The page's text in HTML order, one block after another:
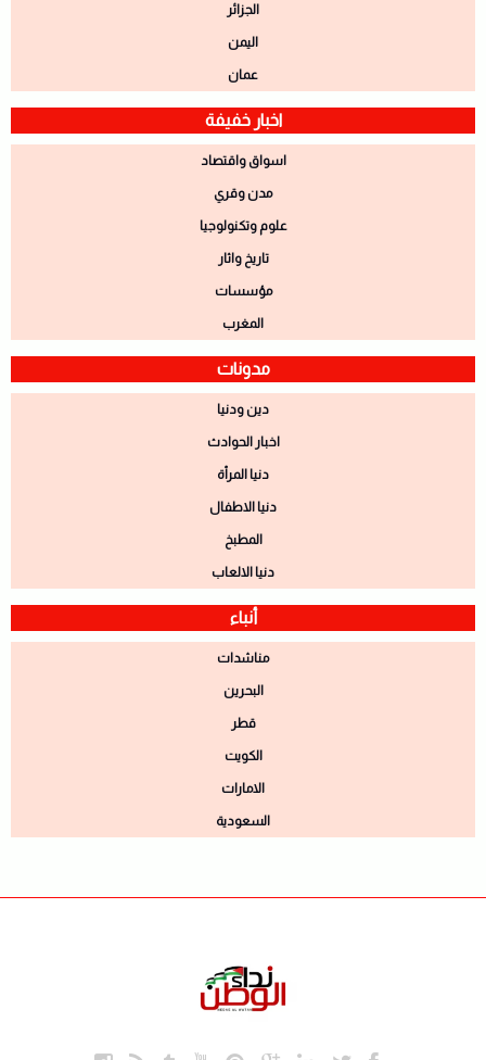
الجزائر
اليمن
عمان
اخبار خفيفة
اسواق واقتصاد
مدن وقري
علوم وتكنولوجيا
تاريخ واثار
مؤسسات
المغرب
مدونات
دين ودنيا
اخبار الحوادث
دنيا المرأة
دنيا الاطفال
المطبخ
دنيا الالعاب
أنباء
مناشدات
البحرين
قطر
الكويت
الامارات
السعودية